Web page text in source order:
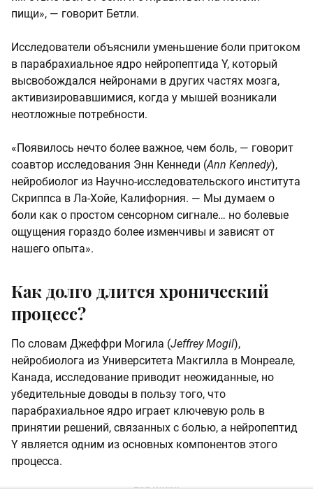
пищи», — говорит Бетли.
Исследователи объяснили уменьшение боли притоком
в парабрахиальное ядро нейропептида Y, который
высвобождался нейронами в других частях мозга,
активизировавшимися, когда у мышей возникали
неотложные потребности.
«Появилось нечто более важное, чем боль, — говорит
соавтор исследования Энн Кеннеди (Ann Kennedy),
нейробиолог из Научно-исследовательского института
Скриппса в Ла-Хойе, Калифорния. — Мы думаем о
боли как о простом сенсорном сигнале… но болевые
ощущения гораздо более изменчивы и зависят от
нашего опыта».
Как долго длится хронический
процесс?
По словам Джеффри Могила (Jeffrey Mogil),
нейробиолога из Университета Макгилла в Монреале,
Канада, исследование приводит неожиданные, но
убедительные доводы в пользу того, что
парабрахиальное ядро играет ключевую роль в
принятии решений, связанных с болью, а нейропептид
Y является одним из основных компонентов этого
процесса.